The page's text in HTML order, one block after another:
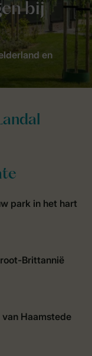
bij
en
park in het hart
Brittannië
van Haamstede